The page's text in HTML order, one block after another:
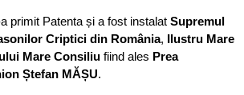
primit Patenta și a fost instalat Supremul
Criptici din România, Ilustru Mare
Mare Consiliu fiind ales Prea
Ștefan MĂȘU.